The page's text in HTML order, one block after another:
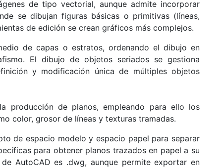
de tipo vectorial, aunque admite incorporar
se dibujan figuras básicas o primitivas (líneas,
de edición se crean gráficos más complejos.
de capas o estratos, ordenando el dibujo en
El dibujo de objetos seriados se gestiona
y modificación única de múltiples objetos
producción de planos, empleando para ello los
color, grosor de líneas y texturas tramadas.
de espacio modelo y espacio papel para separar
para obtener planos trazados en papel a su
AutoCAD es .dwg, aunque permite exportar en